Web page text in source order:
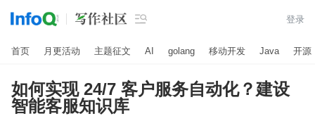
 登录
首页 月更活动 主题征文 AI golang 移动开发 Java 开源
如何实现 24/7 客户服务自动化？建设
智能客服知识库